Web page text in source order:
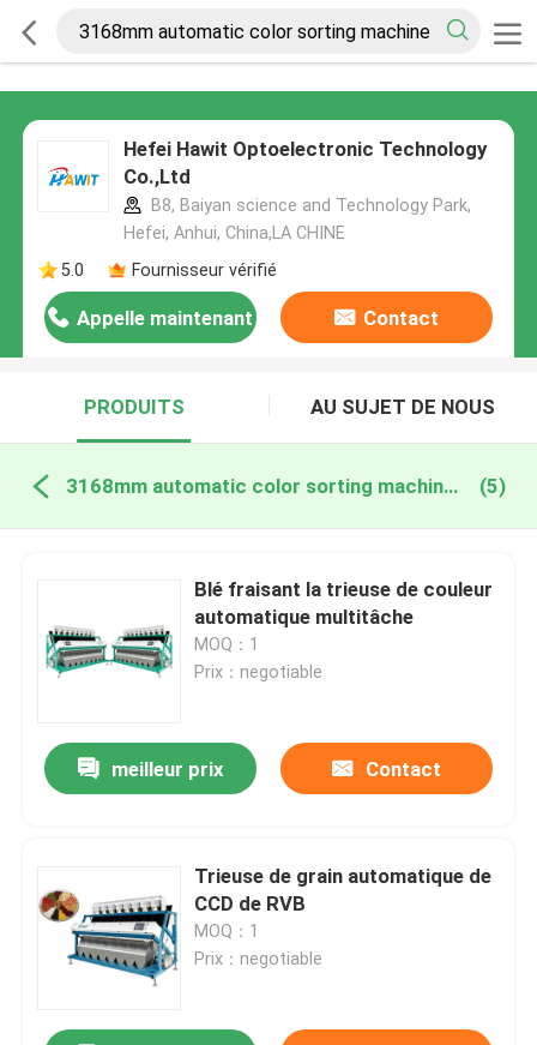
Hefei Hawit Optoelectronic Technology
Co.,Ltd
B8, Baiyan science and Technology Park,
Hefei, Anhui, China,LA CHINE
5.0
Fournisseur vérifié
Appelle maintenant Contact
PRODUITS AU SUJET DE NOUS
3168mm automatic color sorting machine fabrication en ligne (5)
Blé fraisant la trieuse de couleur
automatique multitâche
MOQ：1
Prix：negotiable
meilleur prix Contact
Trieuse de grain automatique de
CCD de RVB
MOQ：1
Prix：negotiable